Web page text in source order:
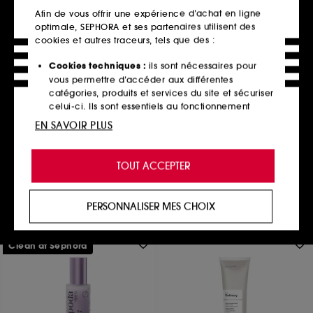
DRUNK ELEPHANT
Protini™ Polypeptide Cream
Crème Visage Aux Polypeptides
8934
À partir de64,00€
4 contenances disponibles
Ajouter au panier
Clean at Sephora
Afin de vous offrir une expérience d’achat en ligne
optimale, SEPHORA et ses partenaires utilisent des
cookies et autres traceurs, tels que des :
Cookies techniques : ils sont nécessaires pour
vous permettre d’accéder aux différentes
catégories, produits et services du site et sécuriser
celui-ci. Ils sont essentiels au fonctionnement
technique du site et ne peuvent être désactivés.
de vous offrir une expérience enrichie et
personnalisée en vous recommandant des
produits, des services et des contenus qui
proposer des offres promotionnelles adaptées à
votre profil.
Cookies réseaux sociaux et publicité :
utilisés pour vous présenter du contenu susceptible
sites tiers et sur les réseaux sociaux, sur la base
des pages que vous avez consultées, de votre
TOUT ACCEPTER
PERSONNALISER MES CHOIX
EN SAVOIR PLUS